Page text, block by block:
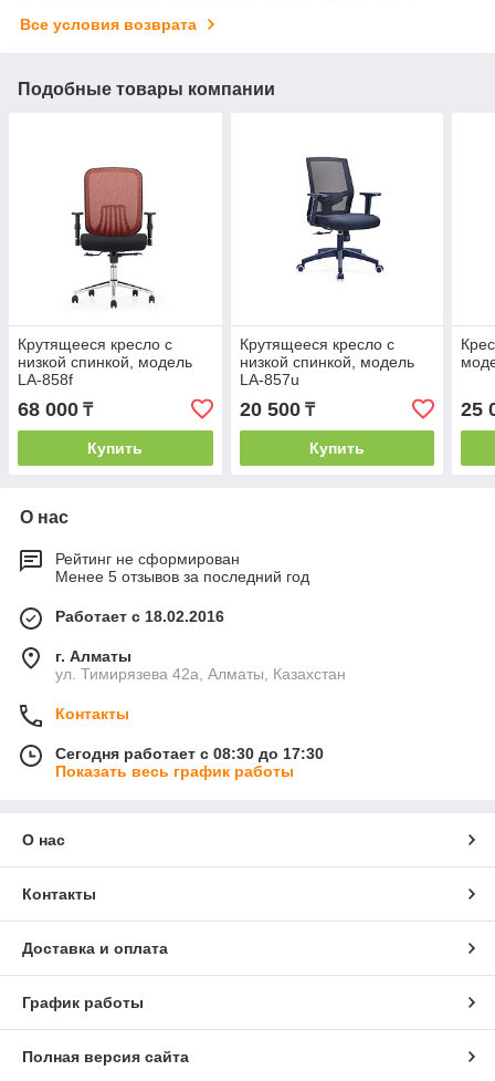
Все условия возврата
Подобные товары компании
Крутящееся кресло с
низкой спинкой, модель
LA-858f
68 000 ₸
Купить
Крутящееся кресло с
низкой спинкой, модель
LA-857u
20 500₸
Купить
25
О нас
Рейтинг не сформирован
Менее 5 отзывов за последний год
Работает с 18.02.2016
г. Алматы
ул. Тимирязева 42а, Алматы, Казахстан
Контакты
Сегодня работает с 08:30 до 17:30
Показать весь график работы
О нас
Контакты
Доставка и оплата
График работы
Полная версия сайта